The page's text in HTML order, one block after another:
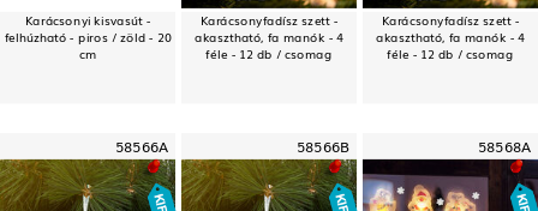
Karácsonyi kisvasút -
felhúzható - piros / zöld - 20
cm
Karácsonyfadísz szett -
akasztható, fa manók - 4
féle - 12 db / csomag
Karácsonyfadísz szett -
akasztható, fa manók - 4
féle - 12 db / csomag
58566A 58566B 58568A